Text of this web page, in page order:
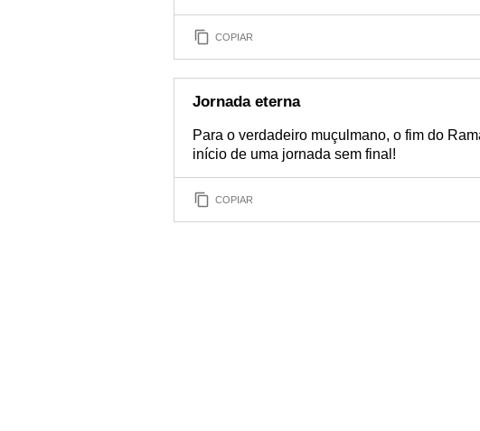
COPIAR
Jornada eterna
Para o verdadeiro muçulmano, o fim do
início de uma jornada sem final!
COPIAR